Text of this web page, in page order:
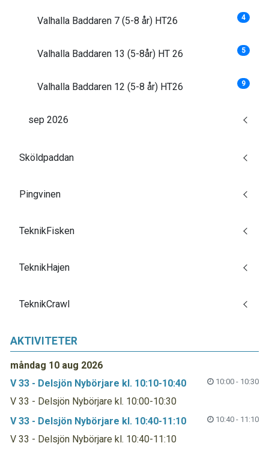
Valhalla Baddaren 7 (5-8 år) HT26 4
Valhalla Baddaren 13 (5-8år) HT 26 5
Valhalla Baddaren 12 (5-8 år) HT26 9
sep 2026
Sköldpaddan
Pingvinen
TeknikFisken
TeknikHajen
TeknikCrawl
AKTIVITETER
måndag 10 aug 2026
V 33 - Delsjön Nybörjare kl. 10:10-10:40
10:00 - 10:30
V 33 - Delsjön Nybörjare kl. 10:00-10:30
V 33 - Delsjön Nybörjare kl. 10:40-11:10
10:40 - 11:10
V 33 - Delsjön Nybörjare kl. 10:40-11:10